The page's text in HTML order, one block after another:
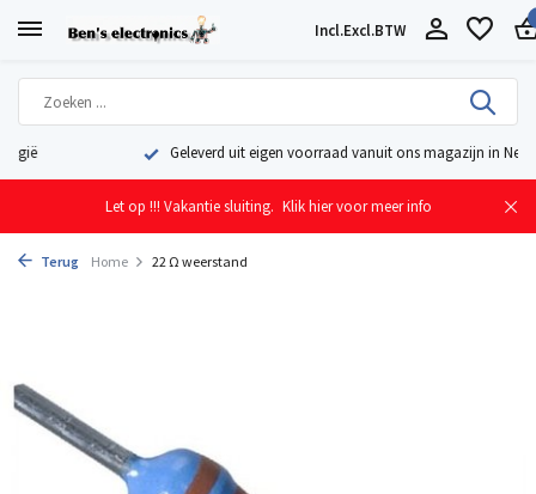
Incl.Excl.BTW
Geleverd uit eigen voorraad vanuit ons magazijn in Nederland
Let op !!! Vakantie sluiting. Klik hier voor meer info
Terug Home 22 Ω weerstand